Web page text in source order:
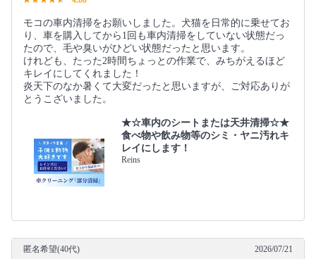
モコの車内清掃をお願いしました。犬猫を日常的に乗せてお
り、車を購入してから1回も車内清掃をしていない状態だっ
たので、毛や臭いがひどい状態だったと思います。
けれども、たった2時間ちょっとの作業で、みちがえるほど
キレイにしてくれました！
炎天下のなか暑くて大変だったと思いますが、ご対応ありが
とうこざいました。
★☆車内のシートまたは天井清掃☆★
食べ物や飲み物等のシミ・ヤニ汚れキ
レイにします！
Reins
匿名希望(40代) 2026/07/21